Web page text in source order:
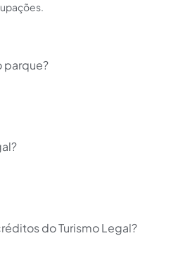
parque?
do Turismo Legal?